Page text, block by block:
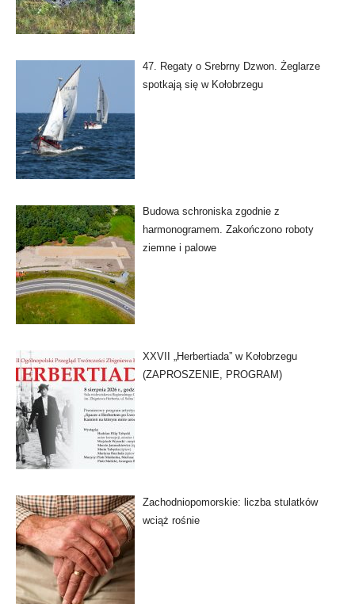
47. Regaty o Srebrny Dzwon. Żeglarze
spotkają się w Kołobrzegu
Budowa schroniska zgodnie z
harmonogramem. Zakończono roboty
ziemne i palowe
XXVII „Herbertiada” w Kołobrzegu
(ZAPROSZENIE, PROGRAM)
Zachodniopomorskie: liczba stulatków
wciąż rośnie